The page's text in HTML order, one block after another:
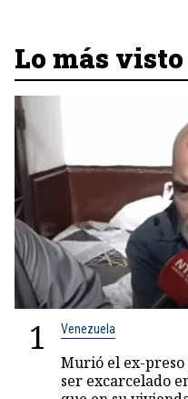
Lo más visto
1 Venezuela
Murió el ex-
ser excarcelado